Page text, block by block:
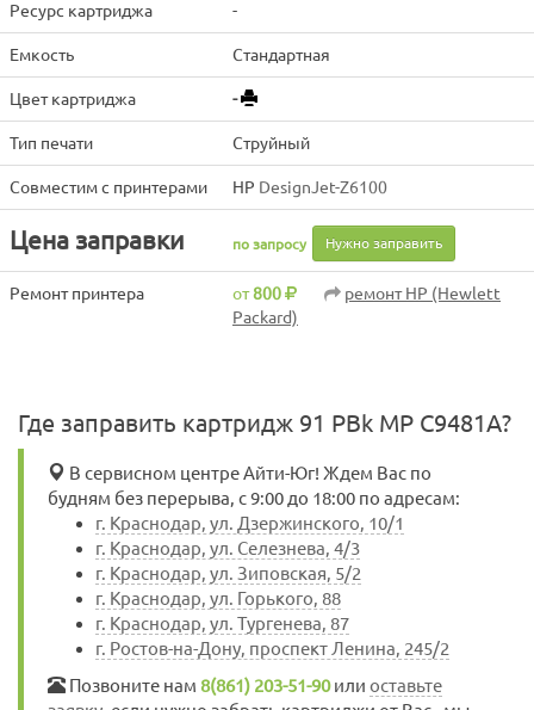
Ресурс картриджа -
Емкость Стандартная
Цвет картриджа -
Тип печати Струйный
Совместим с принтерами HP DesignJet-Z6100
Цена заправки по запросу Нужно заправить
Ремонт принтера от800
ремонт HP (Hewlett
Packard)
Где заправить картридж 91 PBk MP C9481A?
В сервисном центре Айти-Юг! Ждем Вас по
будням без перерыва, с 9:00 до 18:00 по адресам:
г. Краснодар, ул. Дзержинского, 10/1
г. Краснодар, ул. Селезнева, 4/3
г. Краснодар, ул. Зиповская, 5/2
г. Краснодар, ул. Горького, 88
г. Краснодар, ул. Тургенева, 87
г. Ростов-на-Дону, проспект Ленина, 245/2
Позвоните нам 8(861) 203-51-90или оставьте